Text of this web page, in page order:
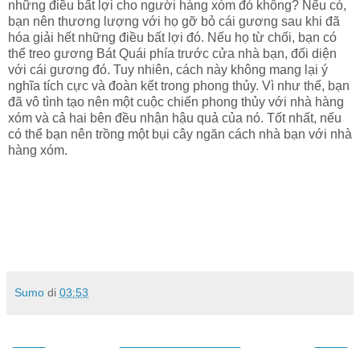
những điều bất lợi cho người hàng xóm đó không? Nếu có,
bạn nên thương lượng với họ gỡ bỏ cái gương sau khi đã
hóa giải hết những điều bất lợi đó. Nếu họ từ chối, bạn có
thể treo gương Bát Quái phía trước cửa nhà bạn, đối diện
với cái gương đó. Tuy nhiên, cách này không mang lại ý
nghĩa tích cực và đoàn kết trong phong thủy. Vì như thế, bạn
đã vô tình tạo nên một cuộc chiến phong thủy với nhà hàng
xóm và cả hai bên đều nhận hậu quả của nó. Tốt nhất, nếu
có thể bạn nên trồng một bụi cây ngăn cách nhà bạn với nhà
hàng xóm.
Sumo di 03:53